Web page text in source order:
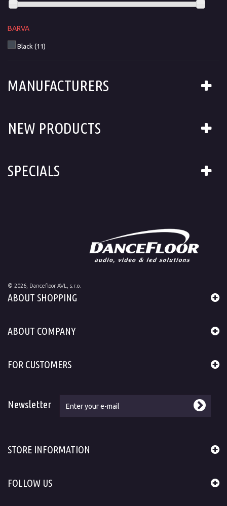
BARVA
Black (11)
MANUFACTURERS
NEW PRODUCTS
SPECIALS
© 2026 , Dancefloor AVL, s.r.o.
ABOUT SHOPPING
ABOUT COMPANY
FOR CUSTOMERS
Newsletter
STORE INFORMATION
FOLLOW US